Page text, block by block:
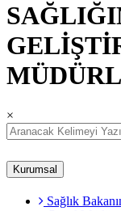
×
Kurumsal
Sağlık